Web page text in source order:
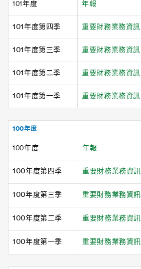
101年度 年報
101年度第四季 重要財務業務資訊
101年度第三季 重要財務業務資訊
101年度第二季 重要財務業務資訊
101年度第一季 重要財務業務資訊
100年度
100年度 年報
100年度第四季 重要財務業務資訊
100年度第三季 重要財務業務資訊
100年度第二季 重要財務業務資訊
100年度第一季 重要財務業務資訊